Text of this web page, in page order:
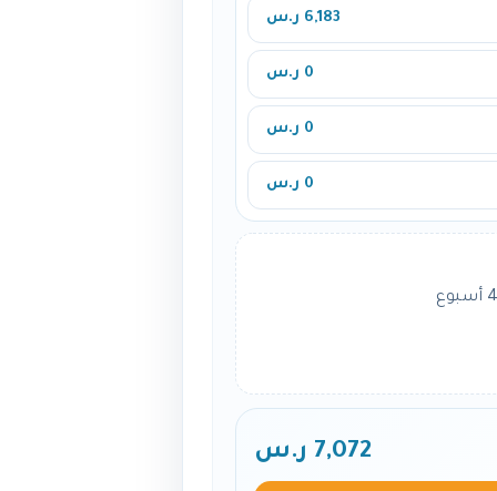
6,183 ر.س
0 ر.س
0 ر.س
0 ر.س
7,072 ر.س